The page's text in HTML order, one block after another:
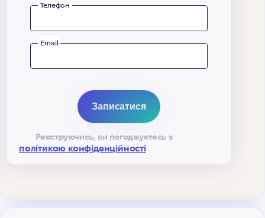
Телефон
Email
Реєструючись, ви погоджуєтесь з
політикою конфіденційності